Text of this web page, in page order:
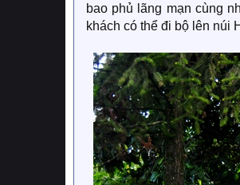
bao phủ lãng mạn cùng
khách có thể đi bộ lên núi